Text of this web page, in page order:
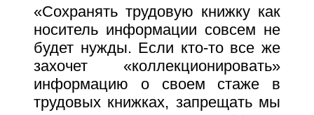
«Сохранять трудовую книжку как
носитель информации совсем не
будет нужды. Если кто-то все же
захочет «коллекционировать»
информацию о своем стаже в
трудовых книжках, запрещать мы